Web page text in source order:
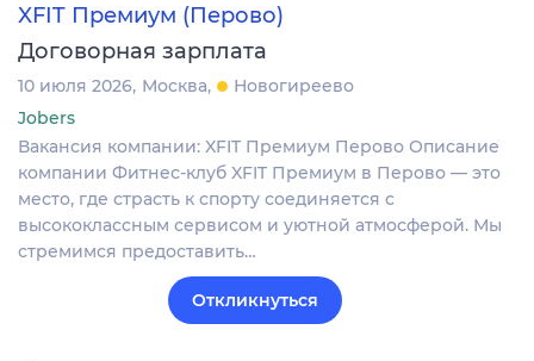
XFIT Премиум (Перово)
Договорная зарплата
10 июля 2026 Москва
Новогиреево
Jobers
Вакансия компании: XFIT Премиум Перово Описание
компании Фитнес-клуб XFIT Премиум в Перово — это
место, где страсть к спорту соединяется с
высококлассным сервисом и уютной атмосферой. Мы
стремимся предоставить…
Откликнуться